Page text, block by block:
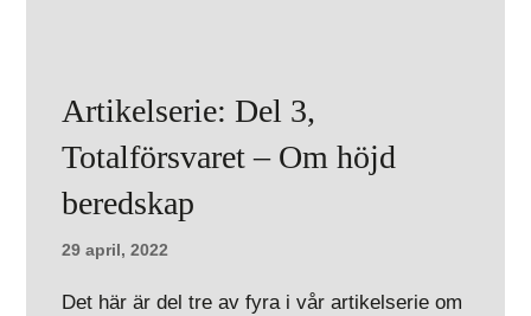
Artikelserie: Del 3,
Totalförsvaret – Om höjd
beredskap
29 april, 2022
Det här är del tre av fyra i vår artikelserie om